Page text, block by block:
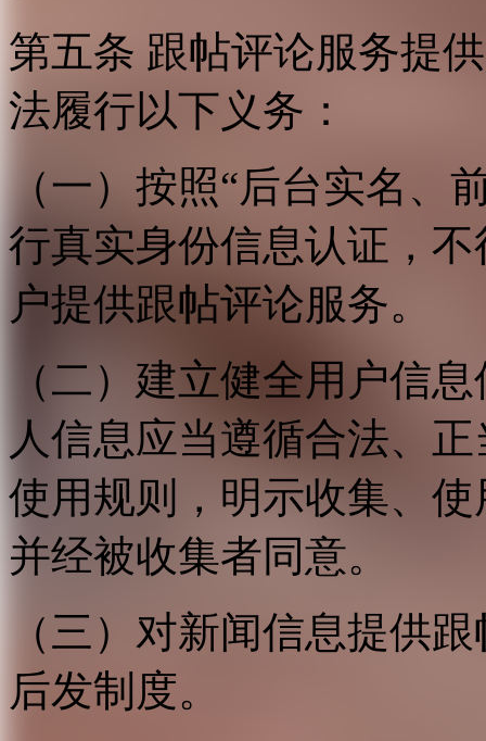
第五条 跟帖评论服务提
法履行以下义务：
（一）按照“后台实名、
行真实身份信息认证，
户提供跟帖评论服务。
（二）建立健全用户信
人信息应当遵循合法、
使用规则，明示收集、
并经被收集者同意。
（三）对新闻信息提供
后发制度。